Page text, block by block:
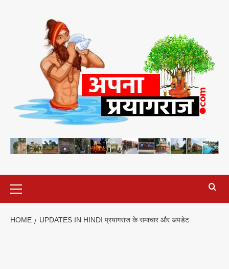
Menu
HOME UPDATES IN HINDI प्रयागराज के समाचार और अपडेट